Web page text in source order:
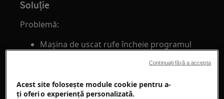
Soluție
Problemă:
Maşina de uscat rufe încheie programul
Maşina de uscat rufe porneşte scurt dar
sare la final
Rufele nu sunt uscate
Acest site folosește module cookie pentru a-
ţi oferi o experienţă personalizată.
Continuați fără a accepta